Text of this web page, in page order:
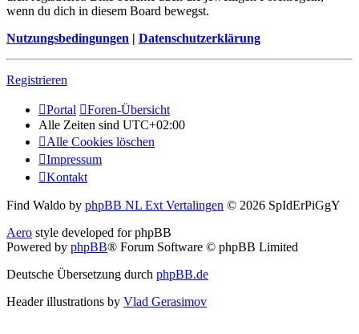
wenn du dich in diesem Board bewegst.
Nutzungsbedingungen | Datenschutzerklärung
Registrieren
Portal
Foren-Übersicht
Alle Zeiten sind UTC+02:00
Alle Cookies löschen
Impressum
Kontakt
Find Waldo by phpBB NL Ext Vertalingen © 2026 SpIdErPiGgY
Aero style developed for phpBB
Powered by phpBB® Forum Software © phpBB Limited
Deutsche Übersetzung durch phpBB.de
Header illustrations by Vlad Gerasimov